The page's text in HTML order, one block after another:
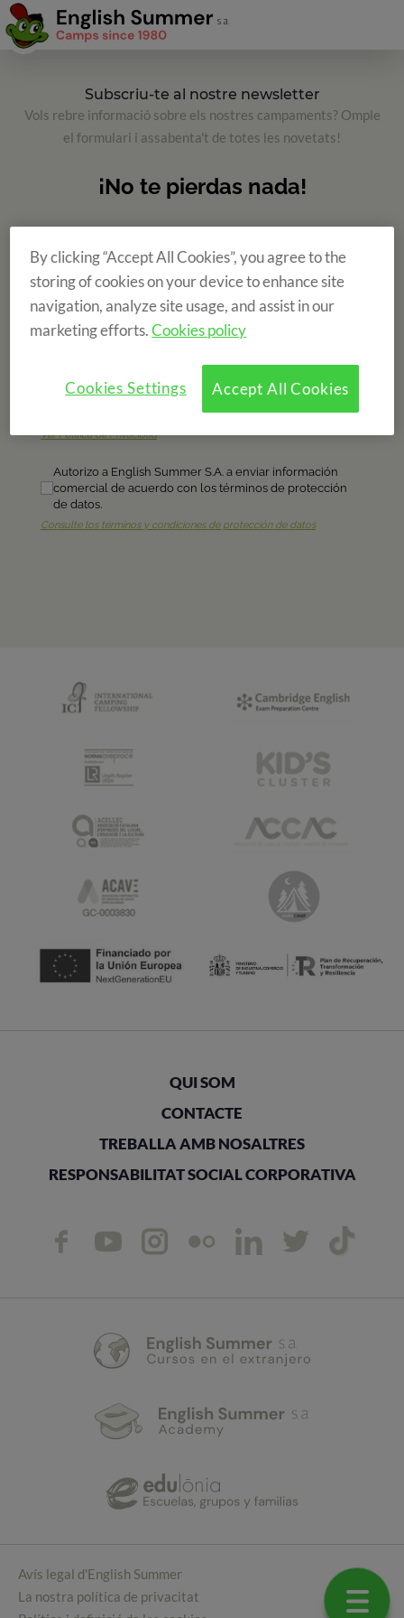
Subscriu-te al nostre newsletter
Vols rebre informació sobre els nostres campaments? Omple
el formulari i assabenta't de totes les novetats!
QUI SOM
CONTACTE
TREBALLA AMB NOSALTRES
RESPONSABILITAT SOCIAL CORPORATIVA
Avís legal d'English Summer
La nostra política de privacitat
By clicking “Accept All Cookies”, you agree to the
storing of cookies on your device to enhance site
navigation, analyze site usage, and assist in our
marketing efforts.Cookies policy
Accept All Cookies
Cookies Settings